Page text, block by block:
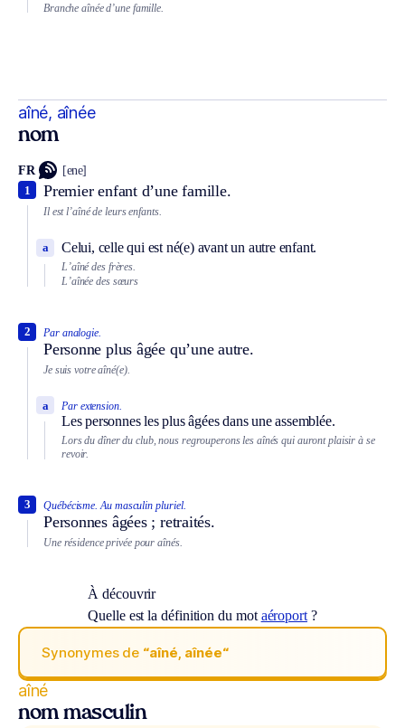
Branche aînée d’une famille.
aîné, aînée
nom
FR [ene]
Premier enfant d’une famille.
1
Il est l’aîné de leurs enfants.
Celui, celle qui est né(e) avant un autre enfant.
a
L’aîné des frères.
L’aînée des sœurs
Par analogie.
Personne plus âgée qu’une autre.
2
Je suis votre aîné(e).
Par extension.
Les personnes les plus âgées dans une assemblée.
a
Lors du dîner du club, nous regrouperons les aînés qui auront plaisir à se
revoir.
Québécisme. Au masculin pluriel.
Personnes âgées ; retraités.
3
Une résidence privée pour aînés.
À découvrir
Quelle est la définition du mot aéroport?
Synonymes de “aîné, aînée“
aîné
nom masculin